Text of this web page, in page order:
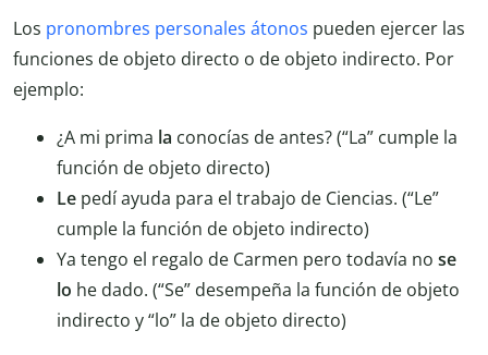
Los pronombres personales átonos pueden ejercer las
funciones de objeto directo o de objeto indirecto. Por
ejemplo:
¿A mi prima la conocías de antes? (“La” cumple la
función de objeto directo)
Le pedí ayuda para el trabajo de Ciencias. (“Le”
cumple la función de objeto indirecto)
Ya tengo el regalo de Carmen pero todavía no se
lo he dado. (“Se” desempeña la función de objeto
indirecto y “lo” la de objeto directo)